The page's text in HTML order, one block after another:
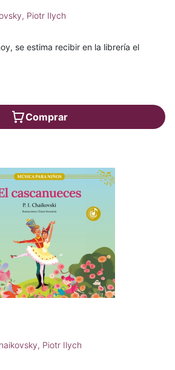
Piotr Ilych
se estima recibir en la librería el
Comprar
Piotr Ilych